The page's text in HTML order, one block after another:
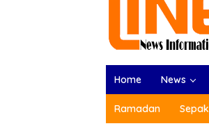
Home News
Ramadan